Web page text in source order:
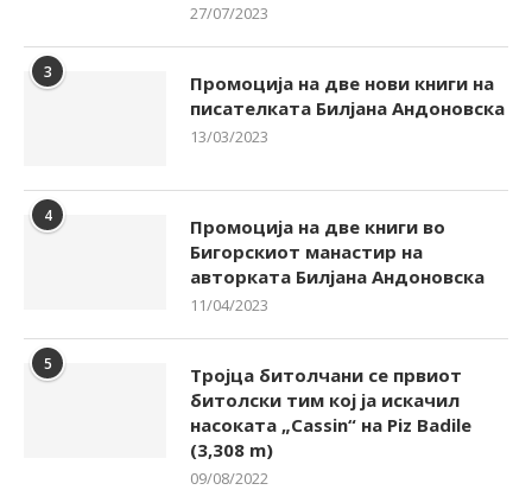
27/07/2023
3
Промоција на две нови книги на
писателката Билјана Андоновска
13/03/2023
4
Промоција на две книги во
Бигорскиот манастир на
авторката Билјана Андоновска
11/04/2023
5
Тројца битолчани се првиот
битолски тим кој ја искачил
насоката „Cassin“ на Piz Badile
(3,308 m)
09/08/2022